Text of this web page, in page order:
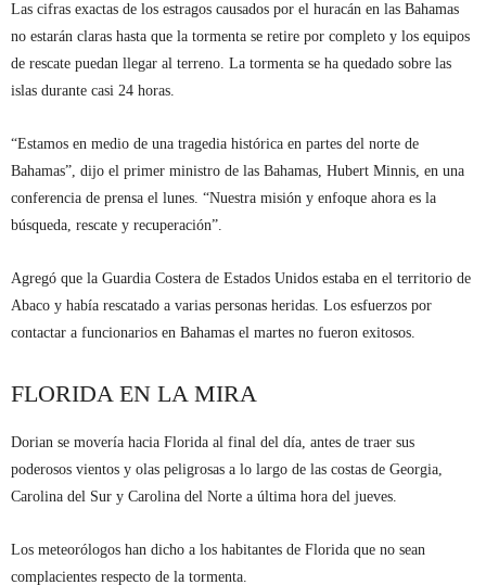
Las cifras exactas de los estragos causados por el huracán en las Bahamas
no estarán claras hasta que la tormenta se retire por completo y los equipos
de rescate puedan llegar al terreno. La tormenta se ha quedado sobre las
islas durante casi 24 horas.
“Estamos en medio de una tragedia histórica en partes del norte de
Bahamas”, dijo el primer ministro de las Bahamas, Hubert Minnis, en una
conferencia de prensa el lunes. “Nuestra misión y enfoque ahora es la
búsqueda, rescate y recuperación”.
Agregó que la Guardia Costera de Estados Unidos estaba en el territorio de
Abaco y había rescatado a varias personas heridas. Los esfuerzos por
contactar a funcionarios en Bahamas el martes no fueron exitosos.
FLORIDA EN LA MIRA
Dorian se movería hacia Florida al final del día, antes de traer sus
poderosos vientos y olas peligrosas a lo largo de las costas de Georgia,
Carolina del Sur y Carolina del Norte a última hora del jueves.
Los meteorólogos han dicho a los habitantes de Florida que no sean
complacientes respecto de la tormenta.